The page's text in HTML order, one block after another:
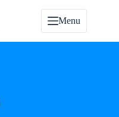
Menu